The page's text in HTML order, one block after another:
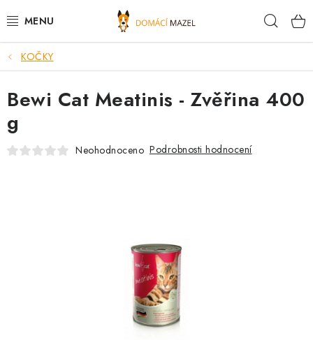
na
DOPORUČUJEME
VÝPRODEJ SKLADU
PSI
KOČKY
Bewi Cat Meatinis - Zvěřina 400
g
Neohodnoceno Podrobnosti hodnocení